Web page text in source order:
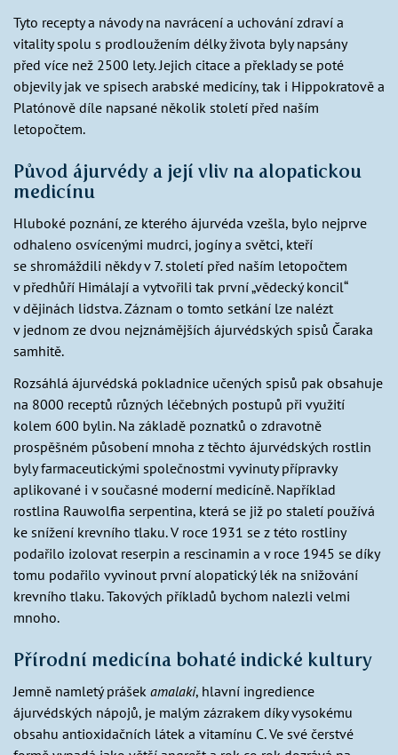
Tyto recepty a návody na navrácení a uchování zdraví a
vitality spolu s prodloužením délky života byly napsány
před více než 2500 lety. Jejich citace a překlady se poté
objevily jak ve spisech arabské medicíny, tak i Hippokratově a
Platónově díle napsané několik století před naším
letopočtem.
Původ ájurvédy a její vliv na alopatickou
medicínu
Hluboké poznání, ze kterého ájurvéda vzešla, bylo nejprve
odhaleno osvícenými mudrci, jogíny a světci, kteří
se shromáždili někdy v 7. století před naším letopočtem
v předhůří Himálají a vytvořili tak první „vědecký koncil“
v dějinách lidstva. Záznam o tomto setkání lze nalézt
v jednom ze dvou nejznámějších ájurvédských spisů Čaraka
samhitě.
Rozsáhlá ájurvédská pokladnice učených spisů pak obsahuje
na 8000 receptů různých léčebných postupů při využití
kolem 600 bylin. Na základě poznatků o zdravotně
prospěšném působení mnoha z těchto ájurvédských rostlin
byly farmaceutickými společnostmi vyvinuty přípravky
aplikované i v současné moderní medicíně. Například
rostlina Rauwolfia serpentina, která se již po staletí používá
ke snížení krevního tlaku. V roce 1931 se z této rostliny
podařilo izolovat reserpin a rescinamin a v roce 1945 se díky
tomu podařilo vyvinout první alopatický lék na snižování
krevního tlaku. Takových příkladů bychom nalezli velmi
mnoho.
Přírodní medicína bohaté indické kultury
Jemně namletý prášek amalaki, hlavní ingredience
ájurvédských nápojů, je malým zázrakem díky vysokému
obsahu antioxidačních látek a vitamínu C. Ve své čerstvé